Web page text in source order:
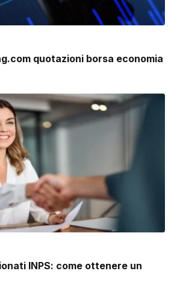
quotazioni borsa economia
INPS: come ottenere un